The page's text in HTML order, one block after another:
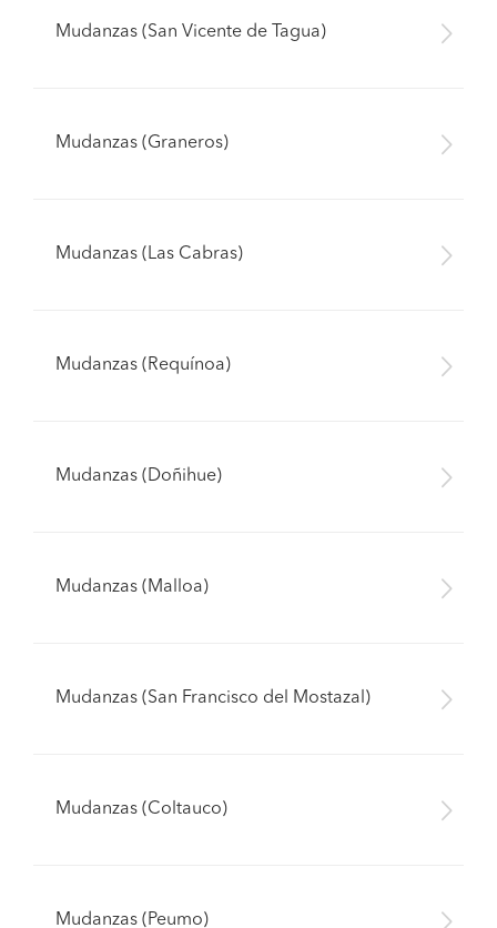
Mudanzas (San Vicente de Tagua)
Mudanzas (Graneros)
Mudanzas (Las Cabras)
Mudanzas (Requínoa)
Mudanzas (Doñihue)
Mudanzas (Malloa)
Mudanzas (San Francisco del Mostazal)
Mudanzas (Coltauco)
Mudanzas (Peumo)